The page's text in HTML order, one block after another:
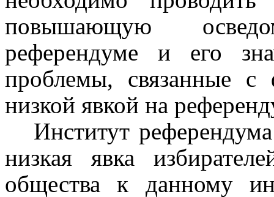
повышающую
референдуме и его
проблемы, связанные с
низкой явкой на
Институт
низкая явка
общества к данному